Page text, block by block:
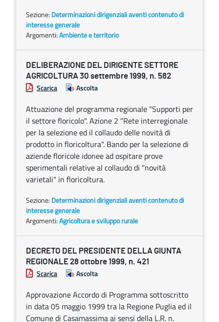
Sezione: Determinazioni dirigenziali aventi contenuto di
interesse generale
Argomenti:Ambiente e territorio
DELIBERAZIONE DEL DIRIGENTE SETTORE
AGRICOLTURA 30 settembre 1999, n. 582
Scarica Ascolta
Attuazione del programma regionale "Supporti per
il settore floricolo". Azione 2 "Rete interregionale
per la selezione ed il collaudo delle novità di
prodotto in floricoltura". Bando per la selezione di
aziende floricole idonee ad ospitare prove
sperimentali relative al collaudo di "novità
varietali" in floricoltura.
Sezione: Determinazioni dirigenziali aventi contenuto di
interesse generale
Argomenti:Agricoltura e sviluppo rurale
DECRETO DEL PRESIDENTE DELLA GIUNTA
REGIONALE 28 ottobre 1999, n. 421
Scarica Ascolta
Approvazione Accordo di Programma sottoscritto
in data 05 maggio 1999 tra la Regione Puglia ed il
Comune di Casamassima ai sensi della L.R. n.